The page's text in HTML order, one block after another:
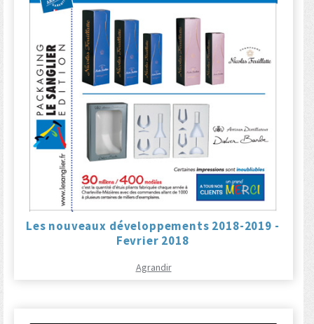
Les nouveaux développements 2018-2019 -
Fevrier 2018
Agrandir